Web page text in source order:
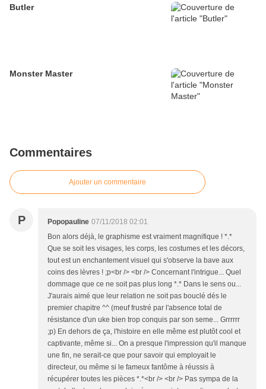
Butler
Monster Master
Commentaires
Ajouter un commentaire
P Popopauline 07/11/2018 02:01
Bon alors déjà, le graphisme est vraiment magnifique ! *.*
Que se soit les visages, les corps, les costumes et les décors,
tout est un enchantement visuel qui s'observe la bave aux
coins des lèvres ! ;p<br /> <br /> Concernant l'intrigue... Quel
dommage que ce ne soit pas plus long *.* Dans le sens ou...
J'aurais aimé que leur relation ne soit pas bouclé dés le
premier chapitre ^^ (meuf frustré par l'absence total de
résistance d'un uke bien trop conquis par son seme... Grrrrrr
;p) En dehors de ça, l'histoire en elle même est plutôt cool et
captivante, même si... On a presque l'impression qu'il manque
une fin, ne serait-ce que pour savoir qui employait le
directeur, ou même si le fameux fantôme à réussis à
récupérer toutes les pièces *.*<br /> <br /> Pas sympa de la